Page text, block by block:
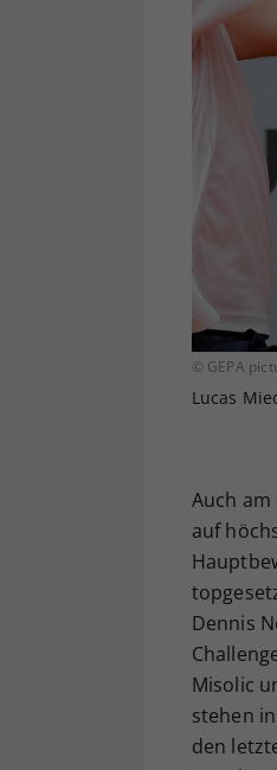
© GEPA
Lucas
Auch
auf
Dennis
Misolic
stehen
den